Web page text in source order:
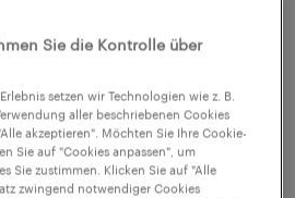
Überzahlung möglich
Juli 2026
Sie die Kontrolle über
setzen wir Technologien wie z. B.
aller beschriebenen Cookies
akzeptieren". Möchten Sie Ihre Cookie-
Sie auf "Cookies anpassen", um
Sie zustimmen. Klicken Sie auf "Alle
zwingend notwendiger Cookies